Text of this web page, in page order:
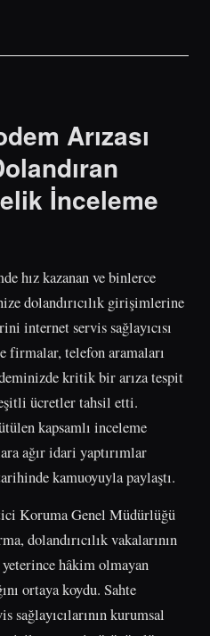
Arızası
İnceleme
hız kazanan ve binlerce
dolandırıcılık girişimlerine
internet servis sağlayıcısı
firmalar, telefon aramaları
kritik bir arıza tespit
ücretler tahsil etti.
kapsamlı inceleme
ağır idari yaptırımlar
kamuoyuyla paylaştı.
Koruma Genel Müdürlüğü
dolandırıcılık vakalarının
hâkim olmayan
ortaya koydu. Sahte
sağlayıcılarının kurumsal